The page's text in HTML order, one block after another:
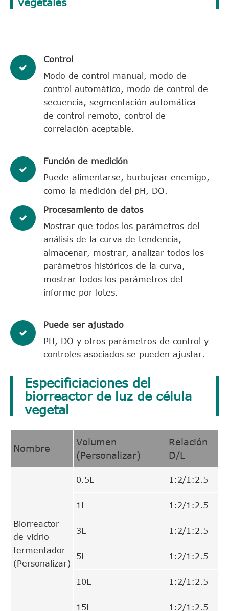
Control
Modo de control manual, modo de
control automático, modo de control de
secuencia, segmentación automática
de control remoto, control de
correlación aceptable.
Función de medición
Puede alimentarse, burbujear enemigo,
como la medición del pH, DO.
Procesamiento de datos
Mostrar que todos los parámetros del
análisis de la curva de tendencia,
almacenar, mostrar, analizar todos los
parámetros históricos de la curva,
mostrar todos los parámetros del
informe por lotes.
Puede ser ajustado
PH, DO y otros parámetros de control y
controles asociados se pueden ajustar.
Especificiaciones del
biorreactor de luz de célula
vegetal
Nombre
Volumen
(Personalizar)
Relación
D/L
Biorreactor
de vidrio
fermentador
(Personalizar)
0.5L 1:2/1:2.5
1L 1:2/1:2.5
3L 1:2/1:2.5
5L 1:2/1:2.5
10L 1:2/1:2.5
15L 1:2/1:2.5